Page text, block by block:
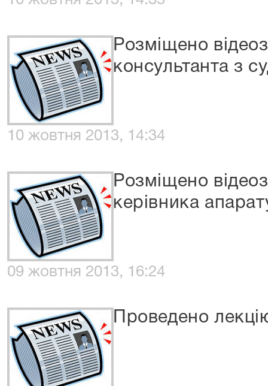
Розміщено
консультанта з
10 жовтня 2013, 14:34
Розміщено
керівника
09 жовтня 2013, 16:24
Проведено